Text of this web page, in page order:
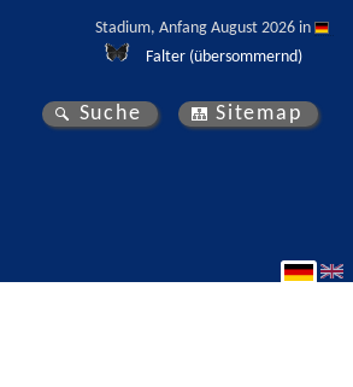
Stadium, Anfang August 2026 in
Falter (übersommernd)
Suche Sitemap